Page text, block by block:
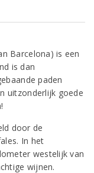
Barcelona) is een
is dan
paden
uitzonderlijk goede
door de
In het
westelijk van
wijnen.